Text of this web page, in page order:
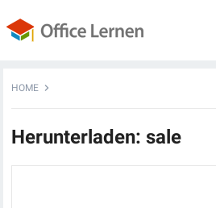
HOME
Herunterladen: sale